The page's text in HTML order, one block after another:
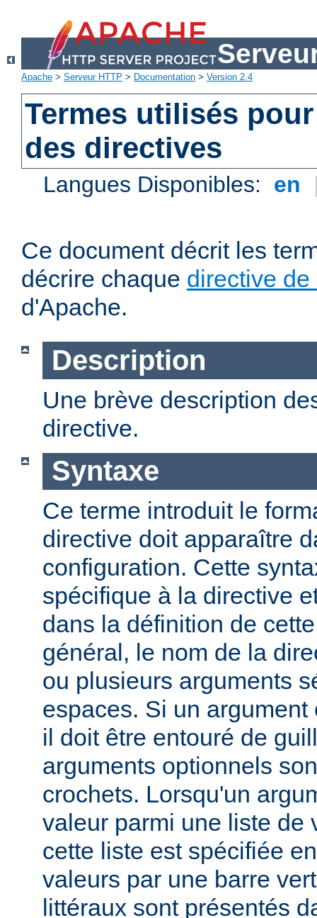
Apache > Serveur HTTP > Documentation > Version 2.4
Termes utilisés
des directives
Langues Disponibles: en
Ce document décrit les
décrire chaque directive
d'Apache.
Description
Une brève description
directive.
Syntaxe
Ce terme introduit le
directive doit apparaître
configuration. Cette
spécifique à la directive
dans la définition de
général, le nom de la
ou plusieurs arguments
espaces. Si un
il doit être entouré de
arguments optionnels
crochets. Lorsqu'un
valeur parmi une liste de
cette liste est spécifiée
valeurs par une barre
littéraux sont présentés